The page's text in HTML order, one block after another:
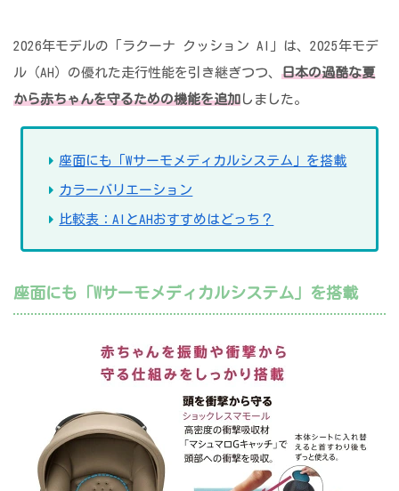
2026年モデルの「ラクーナ クッション AI」は、2025年モデ
ル（AH）の優れた走行性能を引き継ぎつつ、 日本の過酷な夏
から赤ちゃんを守るための機能を追加 しました。
座面にも「Wサーモメディカルシステム」を搭載
カラーバリエーション
比較表：AIとAHおすすめはどっち？
座面にも「Wサーモメディカルシステム」を搭載